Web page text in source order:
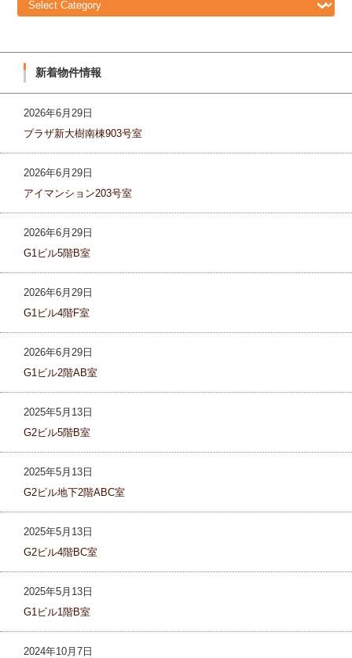
新着物件情報
2026年6月29日
プラザ新大樹南棟903号室
2026年6月29日
アイマンション203号室
2026年6月29日
G1ビル5階B室
2026年6月29日
G1ビル4階F室
2026年6月29日
G1ビル2階AB室
2025年5月13日
G2ビル5階B室
2025年5月13日
G2ビル地下2階ABC室
2025年5月13日
G2ビル4階BC室
2025年5月13日
G1ビル1階B室
2024年10月7日